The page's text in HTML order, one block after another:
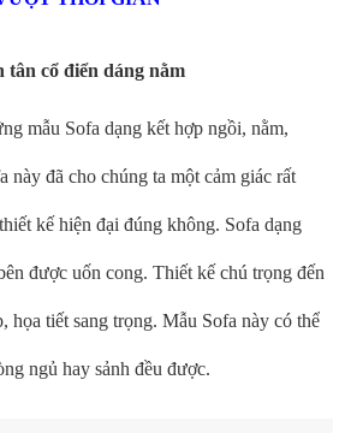
tân cổ điển dáng nằm
mẫu Sofa dạng kết hợp ngồi, nằm,
này đã cho chúng ta một cảm giác rất
kế hiện đại đúng không. Sofa dạng
được uốn cong. Thiết kế chú trọng đến
họa tiết sang trọng. Mẫu Sofa này có thể
ngủ hay sảnh đều được.